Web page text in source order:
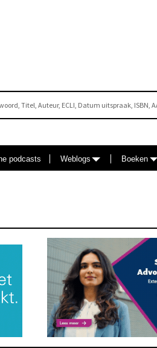
podcasts Weblogs Boeken